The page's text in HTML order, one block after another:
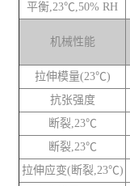
平衡,23℃,50% RH
机械性能
拉伸模量(23℃)
抗张强度
断裂,23℃
断裂,23℃
拉伸应变(断裂,23℃)